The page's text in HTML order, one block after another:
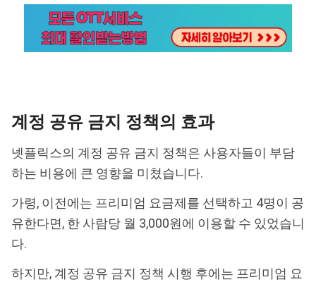
계정 공유 금지 정책의 효과
넷플릭스의 계정 공유 금지 정책은 사용자들이 부담
하는 비용에 큰 영향을 미쳤습니다.
가령, 이전에는 프리미엄 요금제를 선택하고 4명이 공
유한다면, 한 사람당 월 3,000원에 이용할 수 있었습니
다.
하지만, 계정 공유 금지 정책 시행 후에는 프리미엄 요